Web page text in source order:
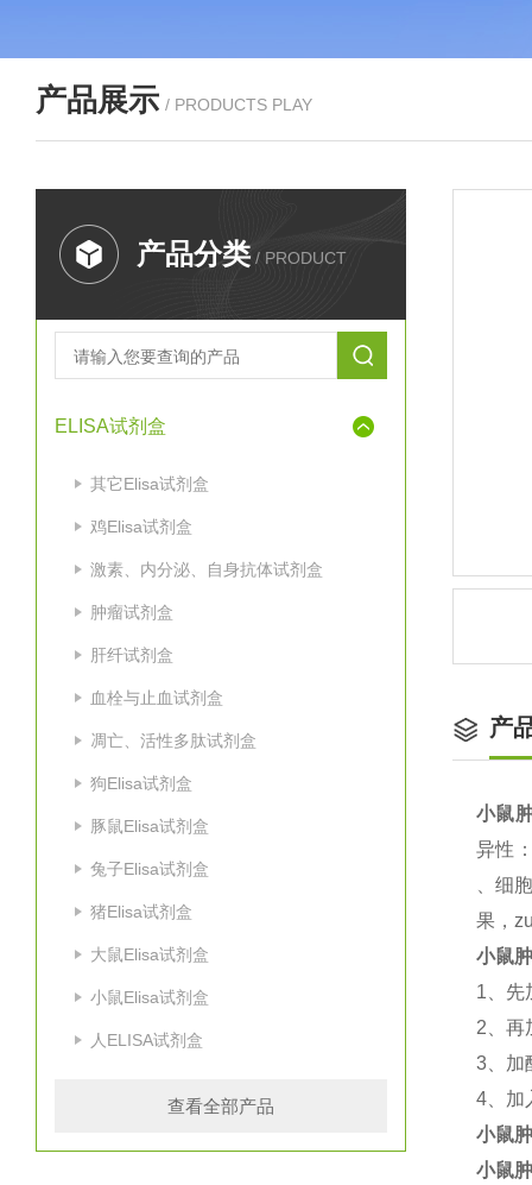
产品展示 / PRODUCTS PLAY
产品分类 / PRODUCT
ELISA试剂盒
其它Elisa试剂盒
鸡Elisa试剂盒
激素、内分泌、自身抗体试剂盒
肿瘤试剂盒
肝纤试剂盒
血栓与止血试剂盒
凋亡、活性多肽试剂盒
狗Elisa试剂盒
豚鼠Elisa试剂盒
兔子Elisa试剂盒
猪Elisa试剂盒
大鼠Elisa试剂盒
小鼠Elisa试剂盒
人ELISA试剂盒
查看全部产品
产
小鼠
异性
、细
果，
小鼠
1 、
2 、
3 、
4 、
小鼠
小鼠